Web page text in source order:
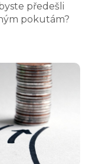
předešli
pokutám?